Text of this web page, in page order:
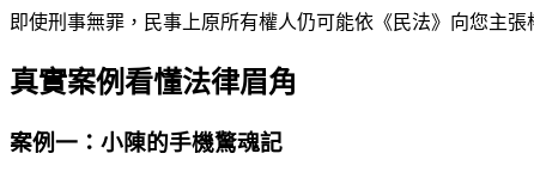
即使刑事無罪，民事上原所有權人仍可能依《民法》向您主
真實案例看懂法律眉角
案例一：小陳的手機驚魂記